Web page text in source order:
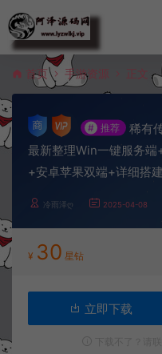
首页 手游资源 正文
# 推荐
稀有
最新整理Win一键服务
+安卓苹果双端+详细搭
冷雨泽ღ 2025-04-08
¥ 30 星钻
立即下载